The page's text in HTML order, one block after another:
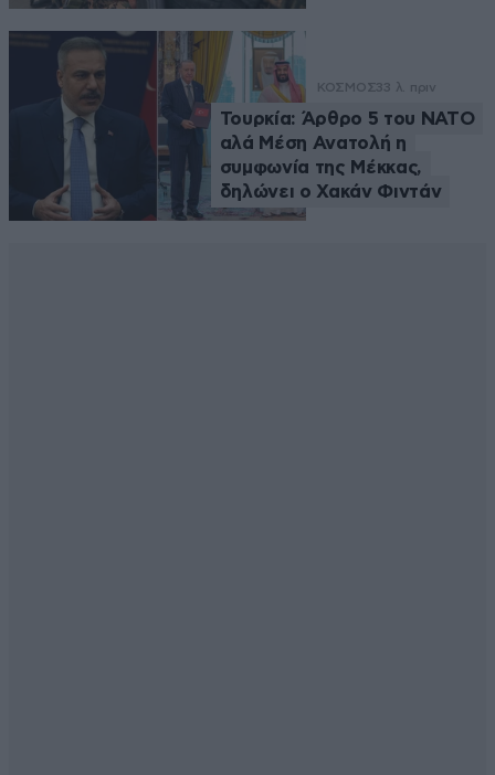
ΚΟΣΜΟΣ33 λ. πριν
Τουρκία: Άρθρο 5 του ΝΑΤΟ
αλά Μέση Ανατολή η
συμφωνία της Μέκκας,
δηλώνει ο Χακάν Φιντάν